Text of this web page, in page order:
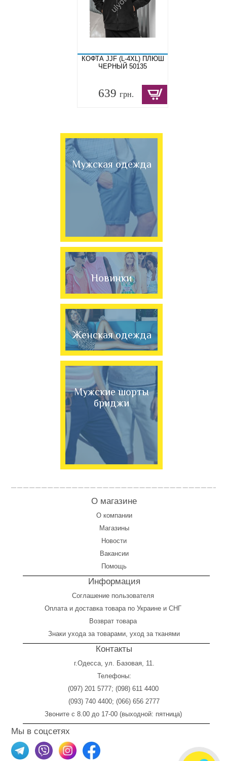
КОФТА JJF (L-4XL) ПЛЮШ
ЧЕРНЫЙ 50135
639 грн.
Мужская одежда
Новинки
Женская одежда
Мужские шорты
бриджи
О магазине
О компании
Магазины
Новости
Вакансии
Помощь
Информация
Соглашение пользователя
Оплатаи доставка товара по Украине и СНГ
Возврат товара
Знаки ухода за товарами, уход за тканями
Контакты
г.Одесса, ул. Базовая, 11.
Телефоны:
(097) 201 5777; (098) 611 4400
(093) 740 4400; (066) 656 2777
Звоните с 8.00 до 17-00 (выходной: пятница)
Мы в соцсетях